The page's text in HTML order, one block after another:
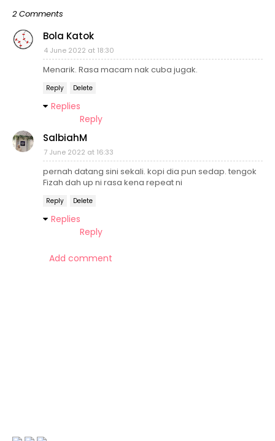
2 Comments
Bola Katok
4 June 2022 at 18:30
Menarik. Rasa macam nak cuba jugak.
Reply Delete
Replies
Reply
SalbiahM
7 June 2022 at 16:33
pernah datang sini sekali. kopi dia pun sedap. tengok
Fizah dah up ni rasa kena repeat ni
Reply Delete
Replies
Reply
Add comment